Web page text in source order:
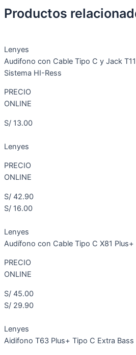
Productos
Lenyes
Audifono con Cable Tipo C y Jack
Sistema HI-Ress
PRECIO
ONLINE
S/ 13.00
Lenyes
PRECIO
ONLINE
S/ 42.90
S/ 16.00
Lenyes
Audífono con Cable Tipo C X81 Plus+
PRECIO
ONLINE
S/ 45.00
S/ 29.90
Lenyes
Aidifono T63 Plus+ Tipo C Extra Bass